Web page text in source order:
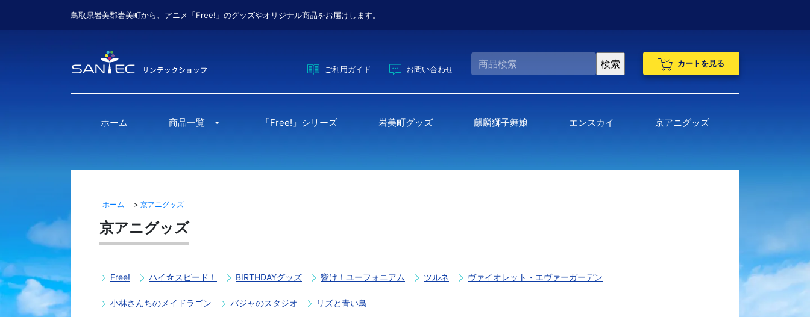
鳥取県岩美郡岩美町から、アニメ「Free!」のグッズやオリジナル商品をお届けします。
ご利用ガイド お問い合わせ
カートを見る
ホーム 商品一覧 Toggle Dropdown「Free!」シリーズ 岩美町グッズ 麒麟獅子舞娘 エンスカイ 京アニグッズ
ホーム > 京アニグッズ
京アニグッズ
Free! ハイ☆スピード！ BIRTHDAYグッズ 響け！ユーフォニアム ツルネ ヴァイオレット・エヴァーガーデン
小林さんちのメイドラゴン バジャのスタジオ リズと青い鳥